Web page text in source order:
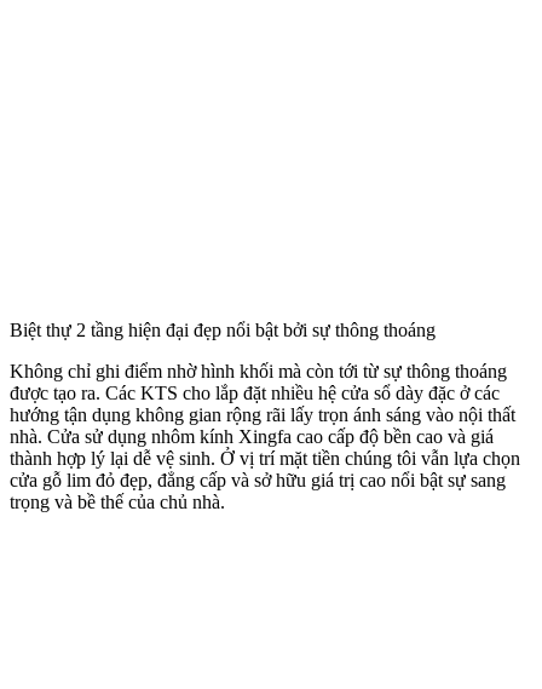
Biệt thự 2 tầng hiện đại đẹp nổi bật bởi sự thông thoáng
Không chỉ ghi điểm nhờ hình khối mà còn tới từ sự thông thoáng
được tạo ra. Các KTS cho lắp đặt nhiều hệ cửa sổ dày đặc ở các
hướng tận dụng không gian rộng rãi lấy trọn ánh sáng vào nội thất
nhà. Cửa sử dụng nhôm kính Xingfa cao cấp độ bền cao và giá
thành hợp lý lại dễ vệ sinh. Ở vị trí mặt tiền chúng tôi vẫn lựa chọn
cửa gỗ lim đỏ đẹp, đẳng cấp và sở hữu giá trị cao nổi bật sự sang
trọng và bề thế của chủ nhà.